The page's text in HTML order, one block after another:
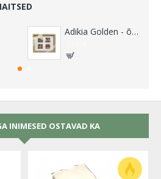
Adikia Golden - õitsvate teede kinkekomplekt
INIMESED OSTAVAD KA